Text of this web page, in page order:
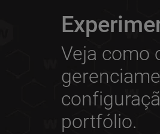
Veja como
portfólio.